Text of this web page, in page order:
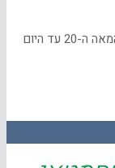
ההיסטוריה של קורסי ההדברה בישראל - מאמצע המאה ה-20 עד היום